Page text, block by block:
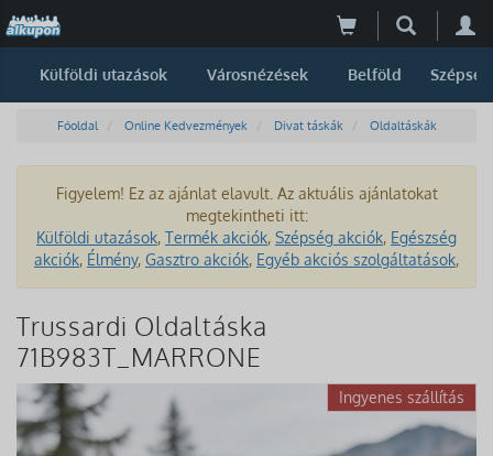
Külföldi utazások Városnézések Belföld Szépség
Főoldal Online Kedvezmények Divat táskák Oldaltáskák
Figyelem! Ez az ajánlat elavult. Az aktuális ajánlatokat
megtekintheti itt:
Külföldi utazások, Termék akciók, Szépség akciók, Egészség
akciók, Élmény, Gasztro akciók, Egyéb akciós szolgáltatások,
Trussardi Oldaltáska
71B983T_MARRONE
Ingyenes szállítás